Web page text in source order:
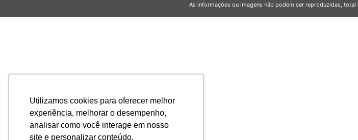
Utilizamos cookies para oferecer melhor
experiência, melhorar o desempenho,
analisar como você interage em nosso
site e personalizar conteúdo.
As informações ou imagens não podem ser reproduzidas,